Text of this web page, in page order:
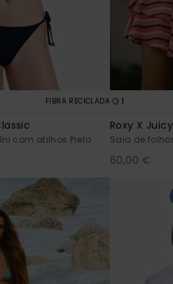
FIBRA RECICLADA
com atilhos Preto
1
Roxy X
Saia de
60,00 €